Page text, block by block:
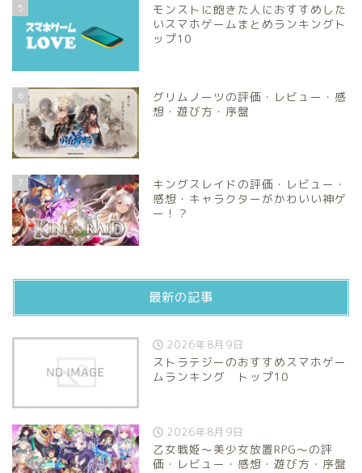
5
モンストに飽きた人におすすめした
いスマホゲームまとめランキングト
ップ10
6
グリムノーツの評価・レビュー・感
想・遊び方・序盤
7
キングスレイドの評価・レビュー・
感想・キャラクターがかわいい神ゲ
ー！？
最新の記事
2026年8月9日
ストラテジーのおすすめスマホゲー
ムランキング トップ10
2026年8月9日
乙女戦姫〜美少女放置RPG〜の評
価・レビュー・感想・遊び方・序盤